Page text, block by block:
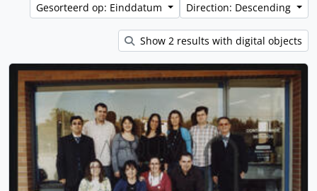
Gesorteerd op: Einddatum
Direction: Descending
Show 2 results with digital objects